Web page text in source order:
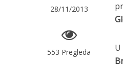
28/11/2013
553 Pregleda